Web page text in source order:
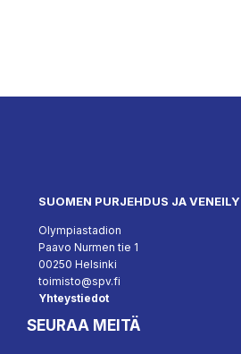
SUOMEN PURJEHDUS JA VENEILY
Olympiastadion
Paavo Nurmen tie 1
00250 Helsinki
toimisto@spv.fi
Yhteystiedot
SEURAA MEITÄ